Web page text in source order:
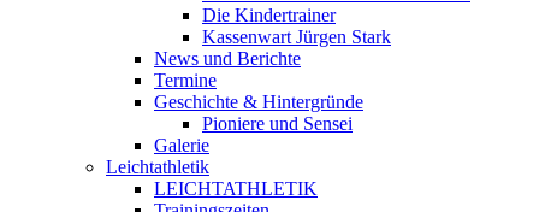
Die Kindertrainer
Kassenwart Jürgen Stark
News und Berichte
Termine
Geschichte & Hintergründe
Pioniere und Sensei
Galerie
Leichtathletik
LEICHTATHLETIK